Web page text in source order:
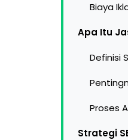
Biaya
Apa Itu
Definisi
Proses
Strategi